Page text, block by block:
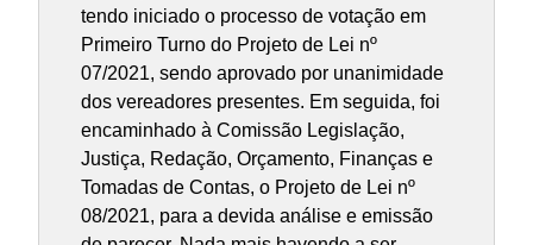
tendo iniciado o processo de votação em
Primeiro Turno do Projeto de Lei nº
07/2021, sendo aprovado por unanimidade
dos vereadores presentes. Em seguida, foi
encaminhado à Comissão Legislação,
Justiça, Redação, Orçamento, Finanças e
Tomadas de Contas, o Projeto de Lei nº
08/2021, para a devida análise e emissão